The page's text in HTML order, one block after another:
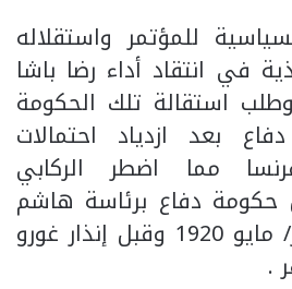
للمؤتمر واستقلاله
في انتقاد أداء رضا باشا
استقالة تلك الحكومة
بعد ازدياد احتمالات
مما اضطر الركابي
حكومة دفاع برئاسة هاشم
الأتاسي في 3 ايار/ مايو 1920 وقبل إنذار غورو
.